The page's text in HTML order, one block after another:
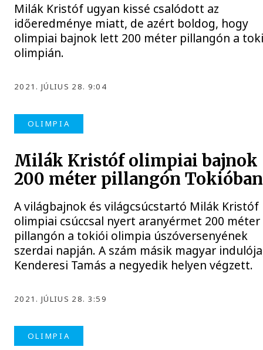
Milák Kristóf ugyan kissé csalódott az
időeredménye miatt, de azért boldog, hogy
olimpiai bajnok lett 200 méter pillangón a
olimpián.
2021. JÚLIUS 28. 9:04
OLIMPIA
Milák Kristóf olimpiai bajnok
200 méter pillangón Tokióban
A világbajnok és világcsúcstartó Milák Kristóf
olimpiai csúccsal nyert aranyérmet 200 méter
pillangón a tokiói olimpia úszóversenyének
szerdai napján. A szám másik magyar
Kenderesi Tamás a negyedik helyen végzett.
2021. JÚLIUS 28. 3:59
OLIMPIA